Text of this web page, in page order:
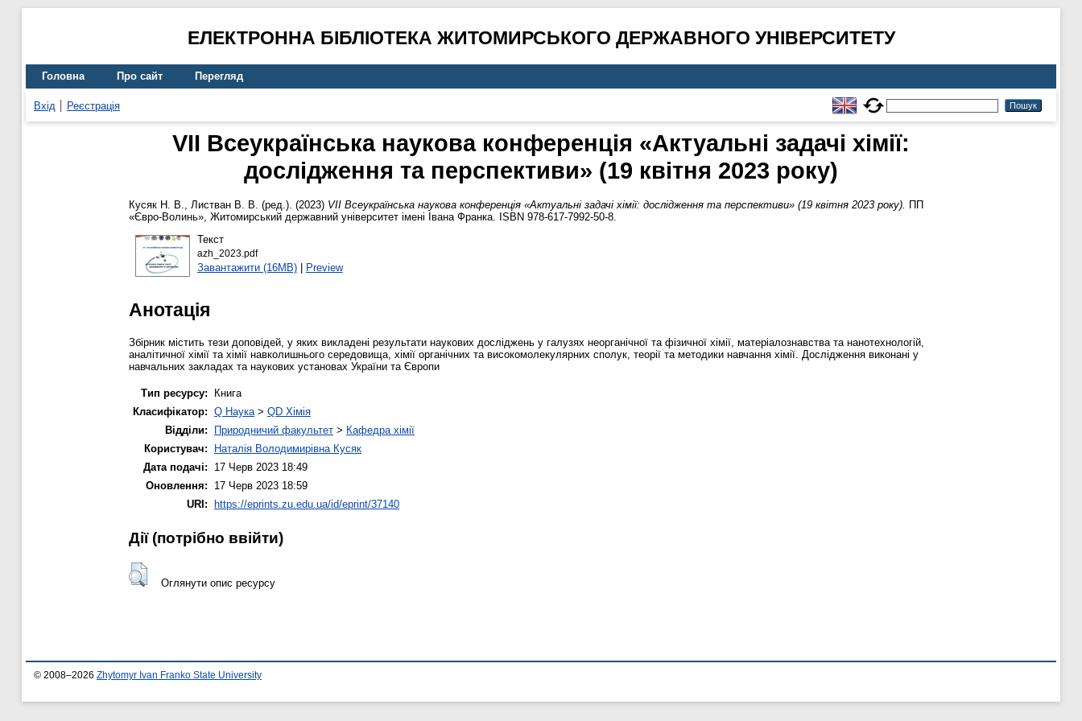
ЕЛЕКТРОННА БІБЛІОТЕКА ЖИТОМИРСЬКОГО ДЕРЖАВНОГО УНІВЕРСИТЕТУ
Головна Про сайт Перегляд
Вхід Реєстрація
VIІ Всеукраїнська наукова конференція «Актуальні задачі хімії:
дослідження та перспективи» (19 квітня 2023 року)
Кусяк Н. В., Листван В. В. (ред.). (2023) VIІ Всеукраїнська наукова конференція «Актуальні задачі хімії: дослідження та перспективи» (19 квітня 2023 року). ПП
«Євро-Волинь», Житомирський державний університет імені Івана Франка. ISBN 978-617-7992-50-8.
Текст
azh_2023.pdf
Завантажити (16MB)| Preview
Анотація
Збірник містить тези доповідей, у яких викладені результати наукових досліджень у галузях неорганічної та фізичної хімії, матеріалознавства та нанотехнологій,
аналітичної хімії та хімії навколишнього середовища, хімії органічних та високомолекулярних сполук, теорії та методики навчання хімії. Дослідження виконані у
навчальних закладах та наукових установах України та Європи
Тип ресурсу:
Книга
Класифікатор: Q Наука > QD Хімія
Відділи:
Природничий факультет > Кафедра хімії
Користувач:
Наталія Володимирівна Кусяк
Дата подачі:
17 Черв 2023 18:49
Оновлення:
17 Черв 2023 18:59
URI: https://eprints.zu.edu.ua/id/eprint/37140
Дії ​​(потрібно ввійти)
Оглянути опис ресурсу
© 2008–2026 Zhytomyr Ivan Franko State University